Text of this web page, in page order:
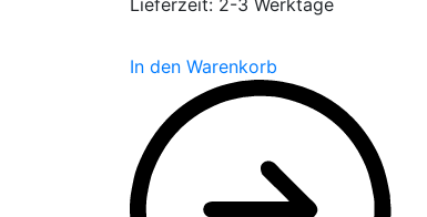
In den Warenkorb